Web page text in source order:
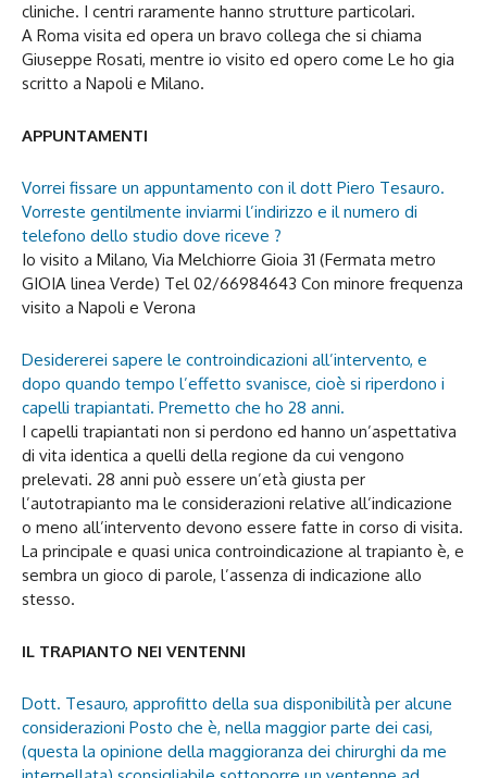
cliniche. I centri raramente hanno strutture particolari.
A Roma visita ed opera un bravo collega che si chiama
Giuseppe Rosati, mentre io visito ed opero come Le ho gia
scritto a Napoli e Milano.
APPUNTAMENTI
Vorrei fissare un appuntamento con il dott Piero Tesauro.
Vorreste gentilmente inviarmi l’indirizzo e il numero di
telefono dello studio dove riceve ?
Io visito a Milano, Via Melchiorre Gioia 31 (Fermata metro
GIOIA linea Verde) Tel 02/66984643 Con minore frequenza
visito a Napoli e Verona
Desidererei sapere le controindicazioni all’intervento, e
dopo quando tempo l’effetto svanisce, cioè si riperdono i
capelli trapiantati. Premetto che ho 28 anni.
I capelli trapiantati non si perdono ed hanno un’aspettativa
di vita identica a quelli della regione da cui vengono
prelevati. 28 anni può essere un’età giusta per
l’autotrapianto ma le considerazioni relative all’indicazione
o meno all’intervento devono essere fatte in corso di visita.
La principale e quasi unica controindicazione al trapianto è, e
sembra un gioco di parole, l’assenza di indicazione allo
stesso.
IL TRAPIANTO NEI VENTENNI
Dott. Tesauro, approfitto della sua disponibilità per alcune
considerazioni Posto che è, nella maggior parte dei casi,
(questa la opinione della maggioranza dei chirurghi da me